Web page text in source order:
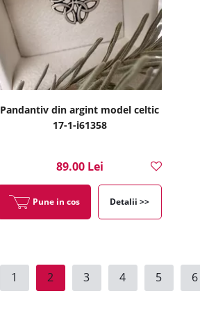
Pandantiv din argint model celtic
17-1-i61358
89.00 Lei
Pune in cos Detalii >>
1 2 3 4 5 6